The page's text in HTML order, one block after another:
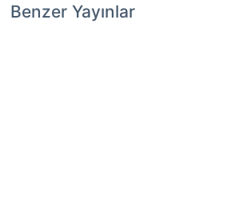
Benzer Yayınlar